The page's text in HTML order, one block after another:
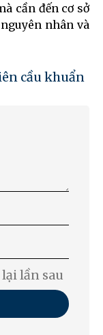
cần đến cơ sở
nhân và
cầu khuẩn
lần sau